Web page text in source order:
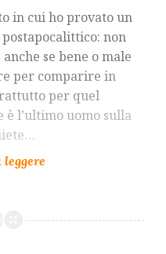
in cui ho provato un
non
se bene o male
per comparire in
per quel
l’ultimo uomo sulla